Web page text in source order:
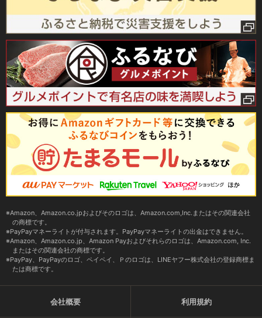
Amazon、Amazon.co.jpおよびそのロゴは、Amazon.com,Inc.またはその関連会社
の商標です。
PayPayマネーライトが付与されます。PayPayマネーライトの出金はできません。
Amazon、Amazon.co.jp、Amazon Payおよびそれらのロゴは、Amazon.com, Inc.
またはその関連会社の商標です。
PayPay、PayPayのロゴ、ペイペイ、Ｐのロゴは、LINEヤフー株式会社の登録商標ま
たは商標です。
会社概要 利用規約